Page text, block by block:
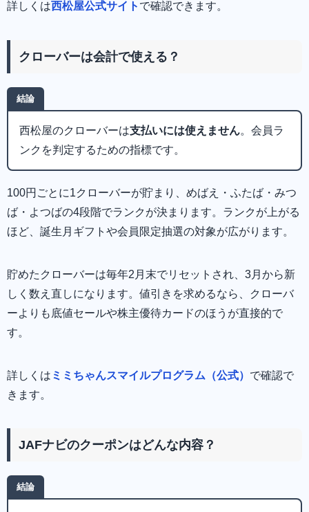
詳しくは西松屋公式サイト で確認できます。
クローバーは会計で使える？
結論
西松屋のクローバーは支払いには使えません。会員ラ
ンクを判定するための指標です。
100円ごとに1クローバーが貯まり、めばえ・ふたば・みつ
ば・よつばの4段階でランクが決まります。ランクが上がる
ほど、誕生月ギフトや会員限定抽選の対象が広がります。
貯めたクローバーは毎年2月末でリセットされ、3月から新
しく数え直しになります。値引きを求めるなら、クローバ
ーよりも底値セールや株主優待カードのほうが直接的で
す。
詳しくは ミミちゃんスマイルプログラム（公式） で確認で
きます。
JAFナビのクーポンはどんな内容？
結論